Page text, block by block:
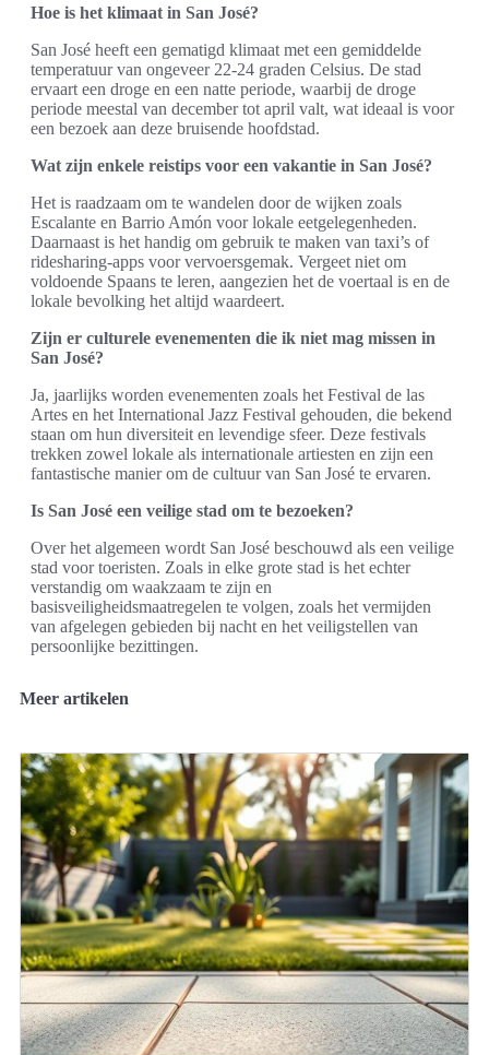
Hoe is het klimaat in San José?
San José heeft een gematigd klimaat met een gemiddelde
temperatuur van ongeveer 22-24 graden Celsius. De stad
ervaart een droge en een natte periode, waarbij de droge
periode meestal van december tot april valt, wat ideaal is voor
een bezoek aan deze bruisende hoofdstad.
Wat zijn enkele reistips voor een vakantie in San José?
Het is raadzaam om te wandelen door de wijken zoals
Escalante en Barrio Amón voor lokale eetgelegenheden.
Daarnaast is het handig om gebruik te maken van taxi’s of
ridesharing-apps voor vervoersgemak. Vergeet niet om
voldoende Spaans te leren, aangezien het de voertaal is en de
lokale bevolking het altijd waardeert.
Zijn er culturele evenementen die ik niet mag missen in
San José?
Ja, jaarlijks worden evenementen zoals het Festival de las
Artes en het International Jazz Festival gehouden, die bekend
staan om hun diversiteit en levendige sfeer. Deze festivals
trekken zowel lokale als internationale artiesten en zijn een
fantastische manier om de cultuur van San José te ervaren.
Is San José een veilige stad om te bezoeken?
Over het algemeen wordt San José beschouwd als een veilige
stad voor toeristen. Zoals in elke grote stad is het echter
verstandig om waakzaam te zijn en
basisveiligheidsmaatregelen te volgen, zoals het vermijden
van afgelegen gebieden bij nacht en het veiligstellen van
persoonlijke bezittingen.
Meer artikelen